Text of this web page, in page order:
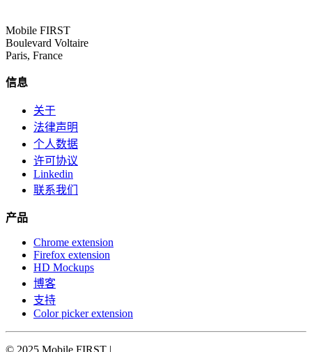
Mobile FIRST
Boulevard Voltaire
Paris, France
信息
关于
法律声明
个人数据
许可协议
Linkedin
联系我们
产品
Chrome extension
Firefox extension
HD Mockups
博客
支持
Color picker extension
© 2025 Mobile FIRST |